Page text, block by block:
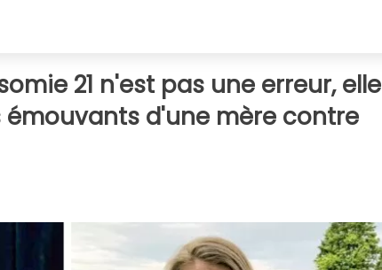
21 n'est pas une erreur, elle
émouvants d'une mère contre